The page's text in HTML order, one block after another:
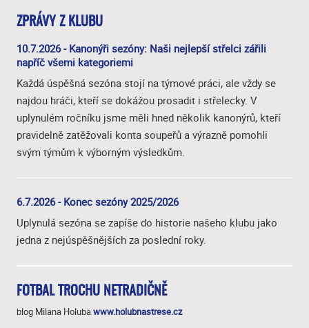
ZPRÁVY Z KLUBU
10.7.2026 - Kanonýři sezóny: Naši nejlepší střelci zářili
napříč všemi kategoriemi
Každá úspěšná sezóna stojí na týmové práci, ale vždy se
najdou hráči, kteří se dokážou prosadit i střelecky. V
uplynulém ročníku jsme měli hned několik kanonýrů, kteří
pravidelně zatěžovali konta soupeřů a výrazně pomohli
svým týmům k výborným výsledkům.
6.7.2026 - Konec sezóny 2025/2026
Uplynulá sezóna se zapíše do historie našeho klubu jako
jedna z nejúspěšnějších za poslední roky.
FOTBAL TROCHU NETRADIČNĚ
blog Milana Holubawww.holubnastrese.cz